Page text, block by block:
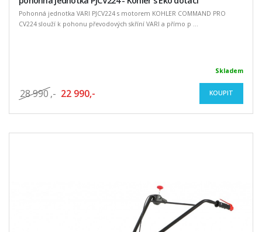
Pohonná jednotka VARI PJCV224 s motorem KOHLER COMMAND PRO
CV224 slouží k pohonu převodových skříní VARI a přímo p ...
Skladem
28 990 ,- 22 990,- KOUPIT